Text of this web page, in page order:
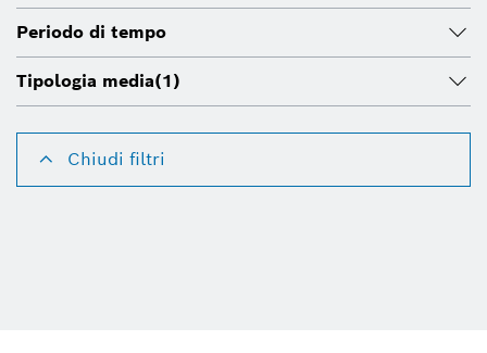
Periodo di tempo
Tipologia media(1)
Chiudi filtri